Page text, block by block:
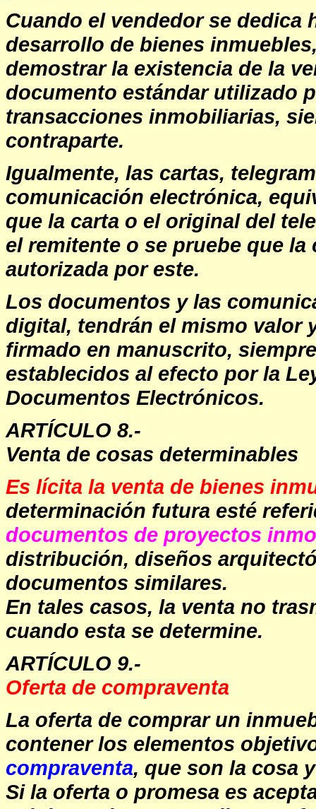
Cuando el vendedor se dedica
desarrollo de bienes
demostrar la existencia de la
documento estándar utilizado
transacciones inmobiliarias,
contraparte.
Igualmente, las cartas,
comunicación electrónica,
que la carta o el original del
el remitente o se pruebe que
autorizada por este.
Los documentos y las
digital, tendrán el mismo valor
firmado en manuscrito,
establecidos al efecto por la
Documentos Electrónicos.
ARTÍCULO 8.-
Venta de cosas determinables
Es lícita la venta de bienes
determinación futura esté
documentos de proyectos
distribución, diseños
documentos similares.
En tales casos, la venta no
cuando esta se determine.
ARTÍCULO 9.-
Oferta de compraventa
La oferta de comprar un
contener los elementos
compraventa, que son la cosa
Si la oferta o promesa es